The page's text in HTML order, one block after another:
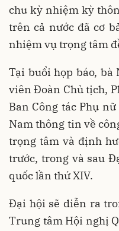
chu kỳ nhiệm kỳ
trên cả nước đã cơ
nhiệm vụ trọng tâm
Tại buổi họp báo,
viên Đoàn Chủ tịch,
Ban Công tác Phụ
Nam thông tin về
trọng tâm và định
trước, trong và sau
quốc lần thứ XIV.
Đại hội sẽ diễn ra
Trung tâm Hội nghị